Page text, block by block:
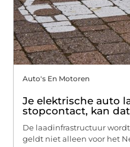
Auto's En Motoren
Je elektrische auto
stopcontact, kan
De laadinfrastructuur
geldt niet alleen voor het